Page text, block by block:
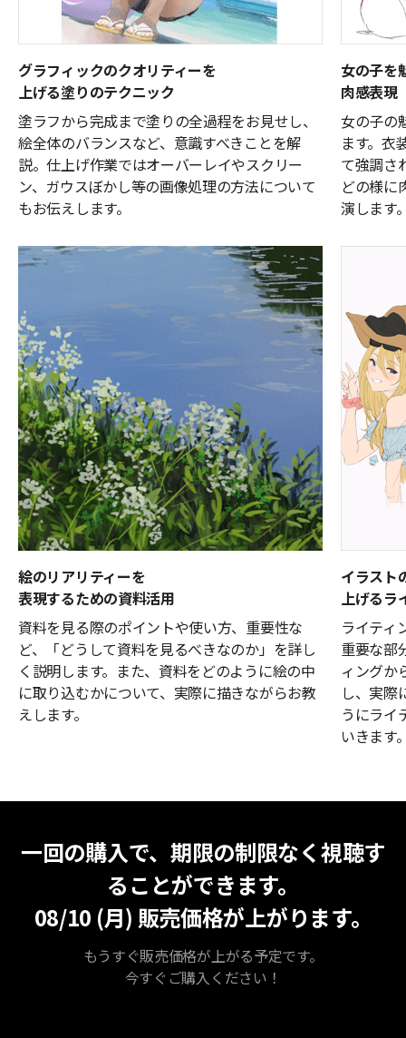
グラフィックのクオリティーを
上げる塗りのテクニック
塗ラフから完成まで塗りの全過程をお見せし、
絵全体のバランスなど、意識すべきことを解
説。仕上げ作業ではオーバーレイやスクリー
ン、ガウスぼかし等の画像処理の方法について
もお伝えします。
女の子を
肉感表現
女の子の
ます。衣
て強調さ
どの様に
演します
絵のリアリティーを
表現するための資料活用
資料を見る際のポイントや使い方、重要性な
ど、「どうして資料を見るべきなのか」を詳し
く説明します。また、資料をどのように絵の中
に取り込むかについて、実際に描きながらお教
えします。
イラスト
上げるラ
ライティ
重要な部
ィングか
し、実際
うにライ
いきます
一回の購入で、期限の制限なく視聴す
ることができます。
08/10 (月) 販売価格が上がります。
もうすぐ販売価格が上がる予定です。
今すぐご購入ください！